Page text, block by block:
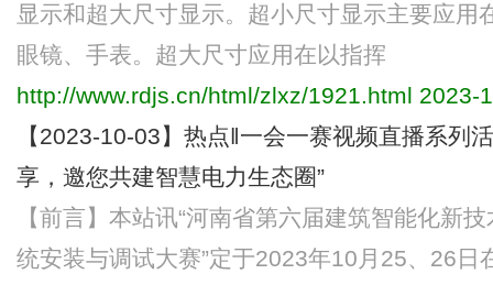
显示和超大尺寸显示。超小尺寸显示主要应用
眼镜、手表。超大尺寸应用在以指挥
http://www.rdjs.cn/html/zlxz/1921.html 2023-
【2023-10-03】热点‖一会一赛视频直播系列
享，邀您共建智慧电力生态圈”
【前言】本站讯“河南省第六届建筑智能化新
统安装与调试大赛”定于2023年10月25、26日